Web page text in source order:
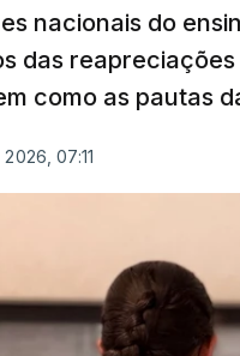
nacionais do
das
como as pautas
07:11